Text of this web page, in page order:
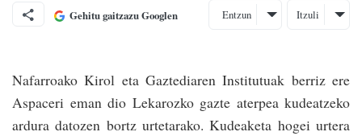
Gehitu gaitzazu Googlen Entzun Itzuli
Nafarroako Kirol eta Gaztediaren Ins­titutuak berriz ere
Aspaceri eman dio Lekarozko gazte aterpea kudea­tzeko
ardura datozen bortz urtetarako. Kudeaketa hogei urtera